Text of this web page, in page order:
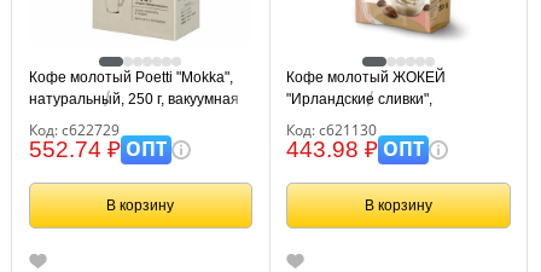
Кофе молотый Poetti "Mokka",
натуральный, 250 г, вакуумная
Код: с622729
552.74 ₽ОПТ
В корзину
Кофе молотый ЖОКЕЙ
"Ирландские сливки",
упаковка, 0509-20
Код: с621130
443.98 ₽ОПТ
В корзину